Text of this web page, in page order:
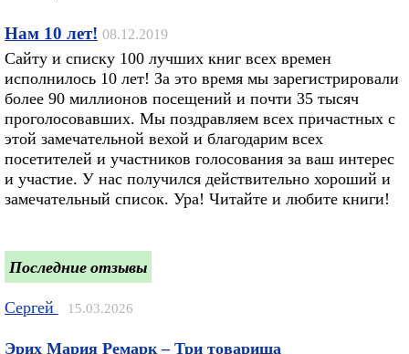
Нам 10 лет! 08.12.2019
Сайту и списку 100 лучших книг всех времен
исполнилось 10 лет! За это время мы зарегистрировали
более 90 миллионов посещений и почти 35 тысяч
проголосовавших. Мы поздравляем всех причастных с
этой замечательной вехой и благодарим всех
посетителей и участников голосования за ваш интерес
и участие. У нас получился действительно хороший и
замечательный список. Ура! Читайте и любите книги!
Последние отзывы
Сергей 15.03.2026
Эрих Мария Ремарк – Три товарища